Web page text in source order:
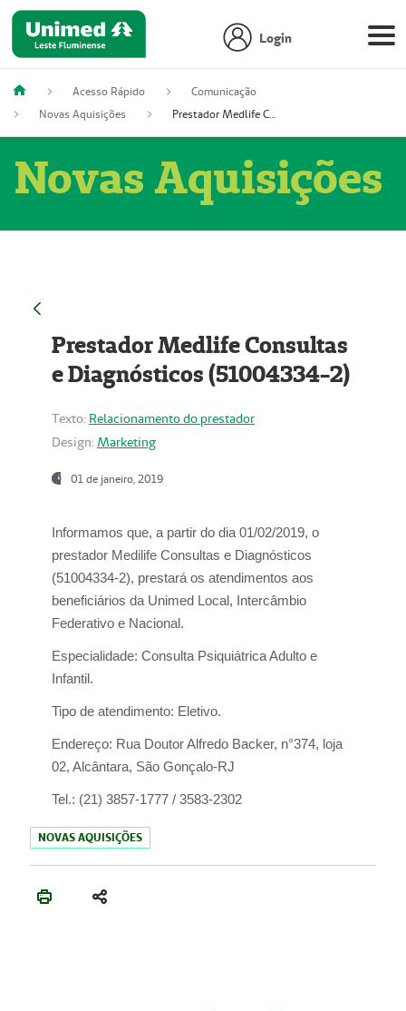
Login
Acesso Rápido
Comunicação
Novas Aquisições
Prestador Medlife Consultas e Diagnósticos (51004334-2)
Novas Aquisições
Prestador Medlife Consultas
e Diagnósticos (51004334-2)
Texto: Relacionamento do prestador
Design: Marketing
01 de janeiro, 2019
Informamos que, a partir do dia 01/02/2019, o
prestador Medilife Consultas e Diagnósticos
(51004334-2), prestará os atendimentos aos
beneficiários da Unimed Local, Intercâmbio
Federativo e Nacional.
Especialidade: Consulta Psiquiátrica Adulto e
Infantil.
Tipo de atendimento: Eletivo.
Endereço: Rua Doutor Alfredo Backer, n°374, loja
02, Alcântara, São Gonçalo-RJ
Tel.: (21) 3857-1777 / 3583-2302
NOVAS AQUISIÇÕES